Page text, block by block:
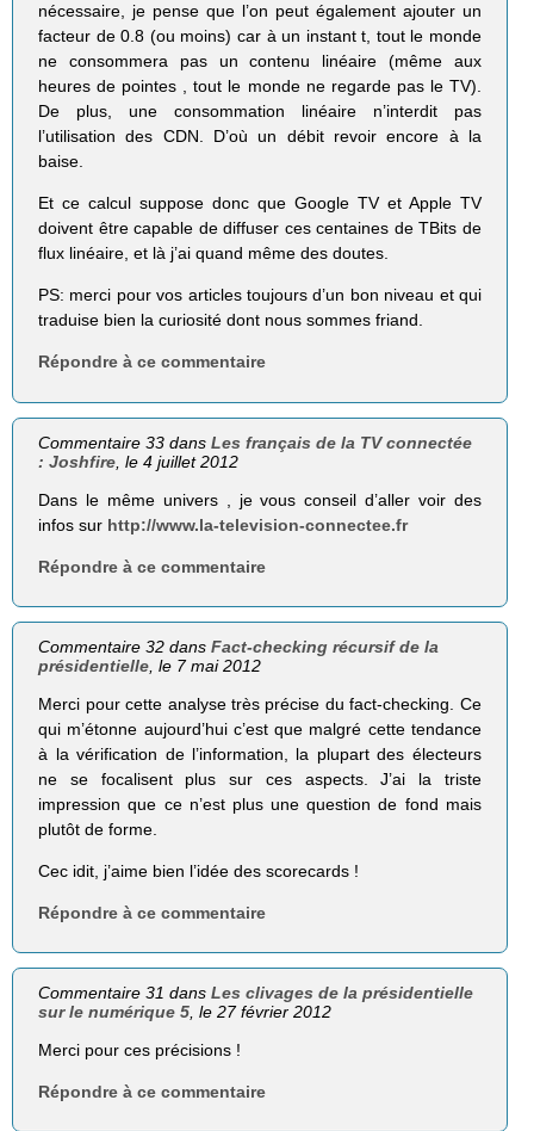
nécessaire, je pense que l’on peut également ajouter un
facteur de 0.8 (ou moins) car à un instant t, tout le monde
ne consommera pas un contenu linéaire (même aux
heures de pointes , tout le monde ne regarde pas le TV).
De plus, une consom­mation linéaire n’interdit pas
l’utilisation des CDN. D’où un débit revoir encore à la
baise.
Et ce calcul suppose donc que Google TV et Apple TV
doivent être capable de diffuser ces centaines de TBits de
flux linéaire, et là j’ai quand même des doutes.
PS: merci pour vos articles toujours d’un bon niveau et qui
traduise bien la curiosité dont nous sommes friand.
Répondre à ce commentaire
Commentaire 33 dansLes français de la TV connectée
: Joshfire , le 4 juillet 2012
Dans le même univers , je vous conseil d’aller voir des
infos sur http://www.la-television-connectee.fr
Répondre à ce commentaire
Commentaire 32 dansFact-checking récursif de la
présidentielle , le 7 mai 2012
Merci pour cette analyse très précise du fact-checking. Ce
qui m’étonne aujourd’hui c’est que malgré cette tendance
à la vérification de l’information, la plupart des électeurs
ne se focalisent plus sur ces aspects. J’ai la triste
impression que ce n’est plus une question de fond mais
plutôt de forme.
Cec idit, j’aime bien l’idée des scorecards !
Répondre à ce commentaire
Commentaire 31 dansLes clivages de la présidentielle
sur le numérique 5 , le 27 février 2012
Merci pour ces précisions !
Répondre à ce commentaire